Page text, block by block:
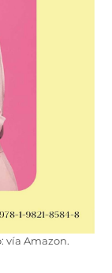
vía Amazon.